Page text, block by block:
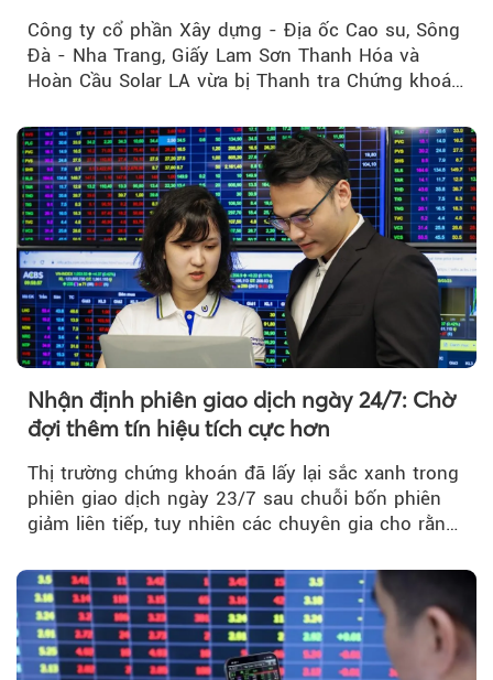
Công ty cổ phần Xây dựng - Địa ốc Cao su, Sông
Đà - Nha Trang, Giấy Lam Sơn Thanh Hóa và
Hoàn Cầu Solar LA vừa bị Thanh tra Chứng khoán
do vi phạm quy định về công bố thông tin trên
thị trường chứng khoán.
Nhận định phiên giao dịch ngày 24/7: Chờ
đợi thêm tín hiệu tích cực hơn
Thị trường chứng khoán đã lấy lại sắc xanh trong
phiên giao dịch ngày 23/7 sau chuỗi bốn phiên
giảm liên tiếp, tuy nhiên các chuyên gia cho rằng